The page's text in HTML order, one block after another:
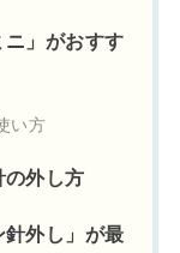
ニ」がおすす
い方
の外し方
針外し」が最